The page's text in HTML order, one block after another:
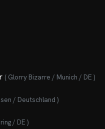
( Glorry Bizarre / Munich / DE )
/ Deutschland )
/ DE )